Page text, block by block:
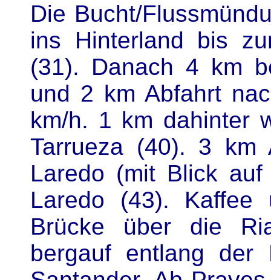
Die Bucht/
ins Hinterland bis
(31). Danach 4 km
und 2 km Abfahrt
km/h. 1 km dahinter
Tarrueza (40). 3 km
Laredo (mit Blick
Laredo (43). Kaffee
Brücke über die
bergauf entlang der